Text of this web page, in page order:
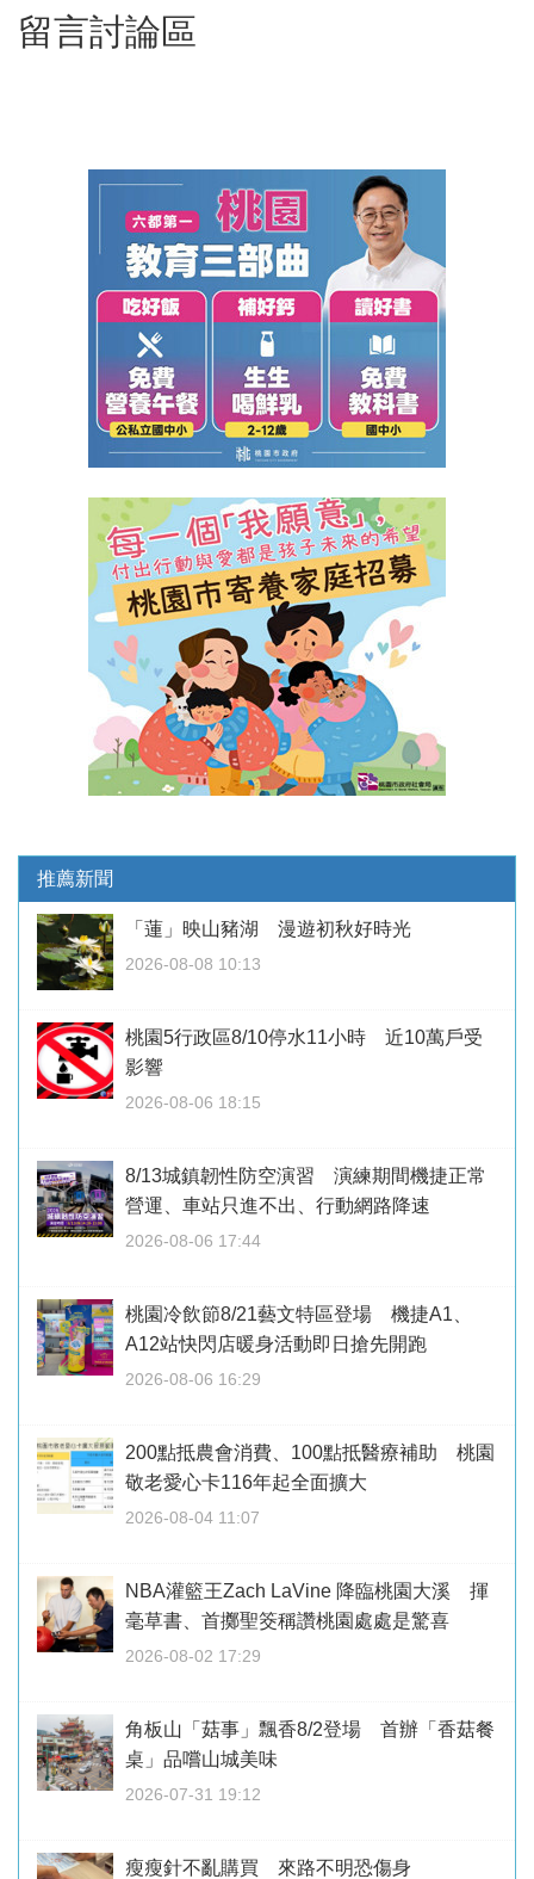
留言討論區
推薦新聞
「蓮」映山豬湖 漫遊初秋好時光
2026-08-08 10:13
桃園5行政區8/10停水11小時 近10萬戶受
影響
2026-08-06 18:15
8/13城鎮韌性防空演習 演練期間機捷正常
營運、車站只進不出、行動網路降速
2026-08-06 17:44
桃園冷飲節8/21藝文特區登場 機捷A1、
A12站快閃店暖身活動即日搶先開跑
2026-08-06 16:29
200點抵農會消費、100點抵醫療補助 桃園
敬老愛心卡116年起全面擴大
2026-08-04 11:07
NBA灌籃王Zach LaVine 降臨桃園大溪 揮
毫草書、首擲聖筊稱讚桃園處處是驚喜
2026-08-02 17:29
角板山「菇事」飄香8/2登場 首辦「香菇餐
桌」品嚐山城美味
2026-07-31 19:12
瘦瘦針不亂購買 來路不明恐傷身